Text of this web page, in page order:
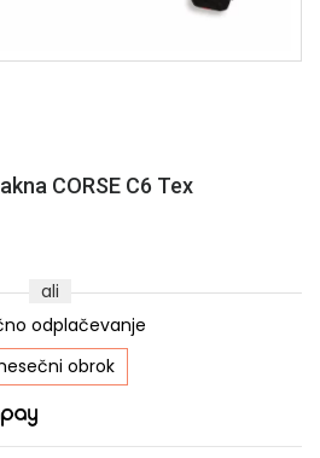
CORSE C6 Tex
ali
odplačevanje
obrok